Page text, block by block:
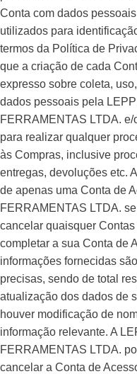
Conta com dados
utilizados para
termos da Política de
que a criação de cada
expresso sobre coleta,
dados pessoais pela
FERRAMENTAS LTDA.
para realizar qualquer
às Compras, inclusive
entregas, devoluções etc.
de apenas uma Conta de
FERRAMENTAS LTDA.
cancelar quaisquer
completar a sua Conta de
informações fornecidas
precisas, sendo de total
atualização dos dados de
houver modificação de
informação relevante. A
FERRAMENTAS LTDA.
cancelar a Conta de